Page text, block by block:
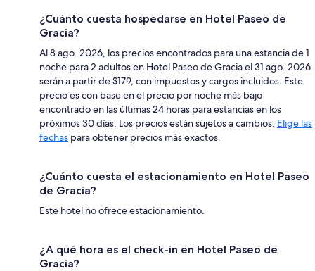
¿Cuánto cuesta hospedarse en Hotel Paseo de
Gracia?
Al 8 ago. 2026, los precios encontrados para una estancia de 1
noche para 2 adultos en Hotel Paseo de Gracia el 31 ago. 2026
serán a partir de $179, con impuestos y cargos incluidos. Este
precio es con base en el precio por noche más bajo
encontrado en las últimas 24 horas para estancias en los
próximos 30 días. Los precios están sujetos a cambios. Elige las
fechas para obtener precios más exactos.
¿Cuánto cuesta el estacionamiento en Hotel Paseo
de Gracia?
Este hotel no ofrece estacionamiento.
¿A qué hora es el check-in en Hotel Paseo de
Gracia?